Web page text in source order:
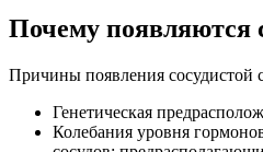
Почему появляются
Причины появления сосудистой
Генетическая
Колебания уровня